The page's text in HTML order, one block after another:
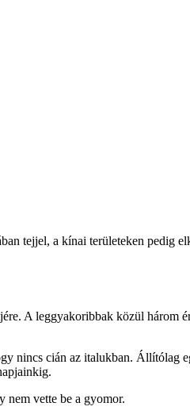
tejjel, a kínai területeken pedig
A leggyakoribbak közül három
nincs cián az italukban. Állítólag
nem vette be a gyomor.